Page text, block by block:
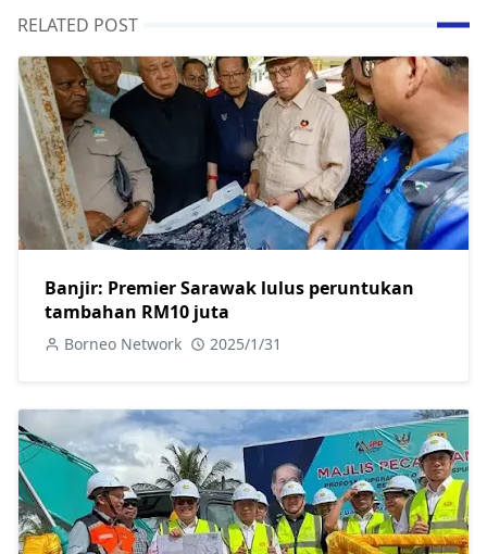
RELATED POST
Banjir: Premier Sarawak lulus peruntukan
tambahan RM10 juta
Borneo Network 2025/1/31